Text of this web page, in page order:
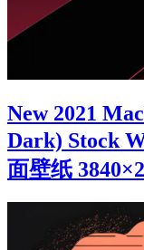
New 2021
Dark) Stock
面壁纸